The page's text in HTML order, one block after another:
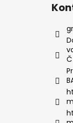
Č